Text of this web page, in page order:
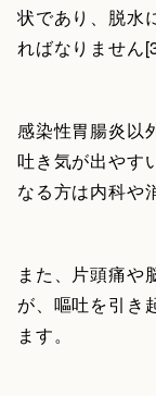
状であり、脱水
ればなりません
感染性胃腸炎以
吐き気が出やす
なる方は内科や
また、片頭痛や
が、嘔吐を引き
ます。